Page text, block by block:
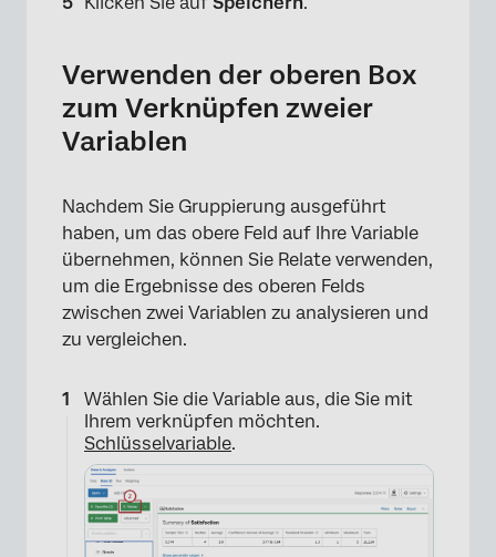
×
Verwenden der oberen Box
zum Verknüpfen zweier
Variablen
Nachdem Sie Gruppierung ausgeführt
haben, um das obere Feld auf Ihre Variable
übernehmen, können Sie Relate verwenden,
um die Ergebnisse des oberen Felds
zwischen zwei Variablen zu analysieren und
zu vergleichen.
Wählen Sie die Variable aus, die Sie mit
Ihrem verknüpfen möchten.
Schlüsselvariable.